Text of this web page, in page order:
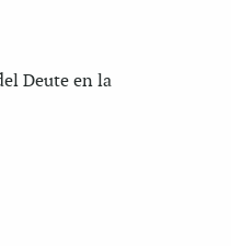
Deute en la